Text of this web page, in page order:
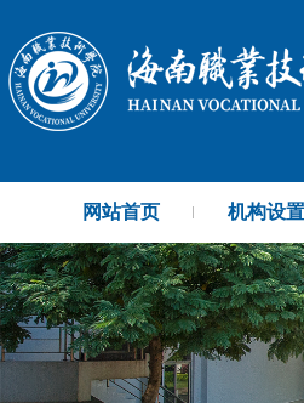
网站首页 机构设置